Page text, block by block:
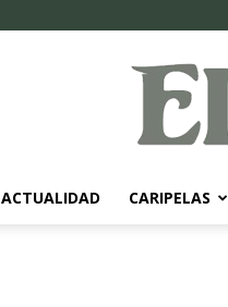
ACTUALIDAD CARIPELAS